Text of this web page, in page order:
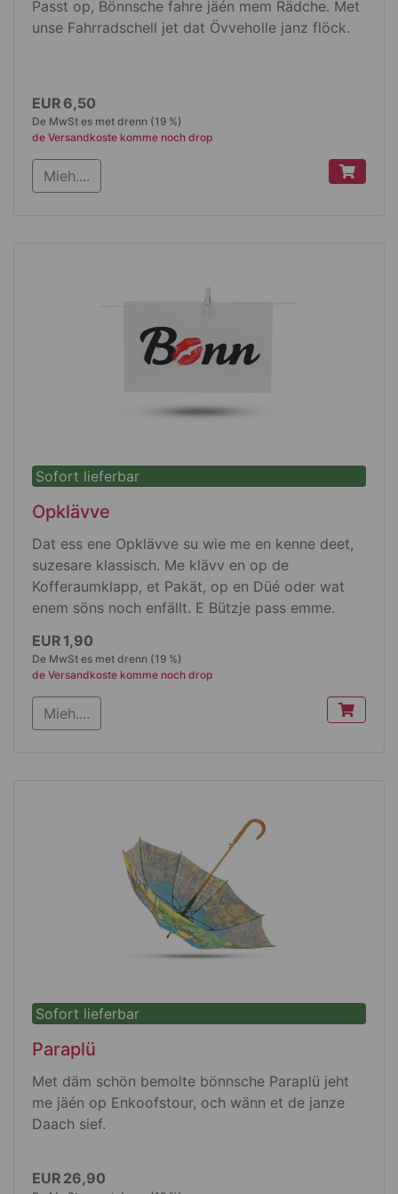
Passt op, Bönnsche fahre jäén mem Rädche. Met
unse Fahrradschell jet dat Övveholle janz flöck.
Produktdetails
E Jlöckche dat trillere deet
Halterung uss schwazzem Kunststoff
wieße Metalldeckel
EUR 6,50
De MwSt es met drenn (19 %)
de Versandkoste komme noch drop
Mieh....
Sofort lieferbar
Opklävve
Dat ess ene Opklävve su wie me en kenne deet,
suzesare klassisch. Me klävv en op de
Kofferaumklapp, et Pakät, op en Düé oder wat
enem söns noch enfällt. E Bützje pass emme.
Produktdetails
Elipse
150 mm x 90 mm jruß
jestanz op A 6 Träjematerial
EUR 1,90
De MwSt es met drenn (19 %)
de Versandkoste komme noch drop
Mieh....
Sofort lieferbar
Paraplü
Met däm schön bemolte bönnsche Paraplü jeht
me jäén op Enkoofstour, och wänn et de janze
Daach sief.
EUR 26,90